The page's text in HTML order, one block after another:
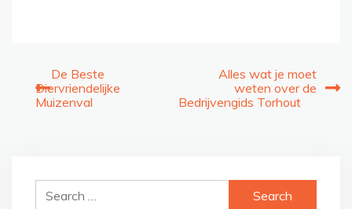
Post
navigation
De Beste
Diervriendelijke
Muizenval
Alles wat je moet
weten over de
Bedrijvengids Torhout
Search
for: